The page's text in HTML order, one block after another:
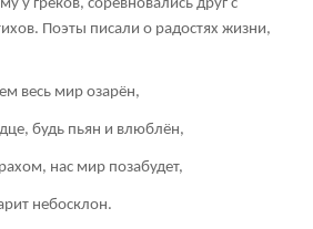
у греков, соревновались друг с
Поэты писали о радостях жизни,
весь мир озарён,
будь пьян и влюблён,
нас мир позабудет,
небосклон.